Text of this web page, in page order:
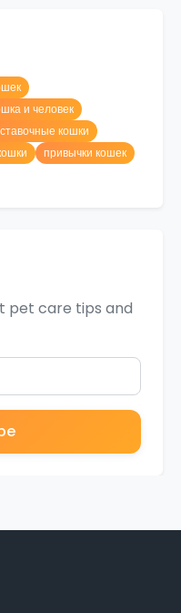
и человек
кошки
привычки кошек
pet care tips and